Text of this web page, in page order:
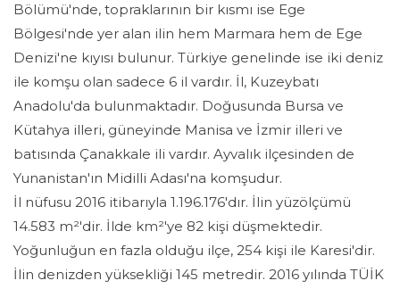
Bölümü'nde, topraklarının bir kısmı ise Ege
Bölgesi'nde yer alan ilin hem Marmara hem de Ege
Denizi'ne kıyısı bulunur. Türkiye genelinde ise iki deniz
ile komşu olan sadece 6 il vardır. İl, Kuzeybatı
Anadolu'da bulunmaktadır. Doğusunda Bursa ve
Kütahya illeri, güneyinde Manisa ve İzmir illeri ve
batısında Çanakkale ili vardır. Ayvalık ilçesinden de
Yunanistan'ın Midilli Adası'na komşudur.
İl nüfusu 2016 itibarıyla 1.196.176'dır. İlin yüzölçümü
14.583 m²'dir. İlde km²'ye 82 kişi düşmektedir.
Yoğunluğun en fazla olduğu ilçe, 254 kişi ile Karesi'dir.
İlin denizden yüksekliği 145 metredir. 2016 yılında TÜİK